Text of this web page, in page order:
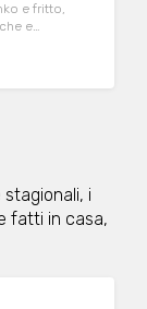
e fritto,
e
i
fatti in casa,